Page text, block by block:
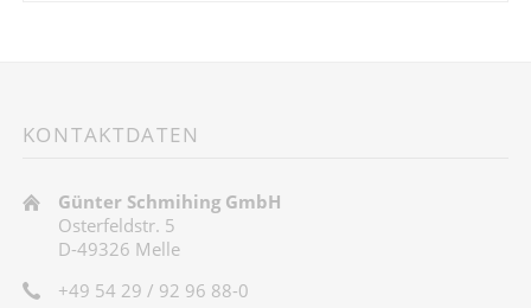
KONTAKTDATEN
Günter Schmihing GmbH
Osterfeldstr. 5
D-49326 Melle
+49 54 29 / 92 96 88-0